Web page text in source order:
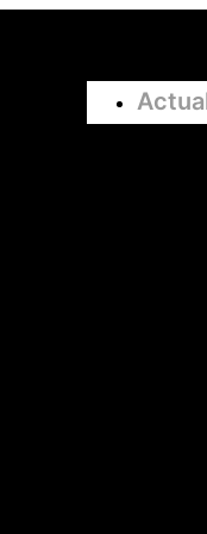
Navegación
principal